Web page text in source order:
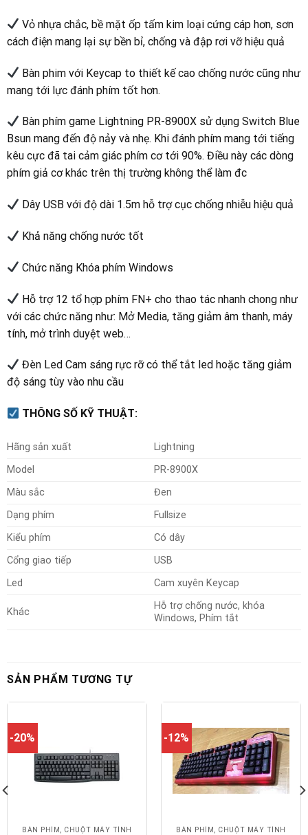
Vỏ nhựa chắc, bề mặt ốp tấm kim loại cứng cáp hơn, sơn
cách điện mang lại sự bền bỉ, chống và đập rơi vỡ hiệu quả
Bàn phim với Keycap to thiết kế cao chống nước cũng như
mang tới lực đánh phím tốt hơn.
Bàn phím game Lightning PR-8900X sử dụng Switch Blue
Bsun mang đến độ nảy và nhẹ. Khi đánh phím mang tới tiếng
kêu cực đã tai cảm giác phím cơ tới 90%. Điều này các dòng
phím giả cơ khác trên thị trường không thể làm đc
Dây USB với độ dài 1.5m hỗ trợ cục chống nhiễu hiệu quả
Khả năng chống nước tốt
Chức năng Khóa phím Windows
Hỗ trợ 12 tổ hợp phím FN+ cho thao tác nhanh chong như
với các chức năng như: Mở Media, tăng giảm âm thanh, máy
tính, mở trình duyệt web…
Đèn Led Cam sáng rực rỡ có thể tắt led hoặc tăng giảm
độ sáng tùy vào nhu cầu
THÔNG SỐ KỸ THUẬT:
Hãng sản xuất
Lightning
Model
PR-8900X
Màu sắc
Đen
Dạng phím
Fullsize
Kiểu phím
Có dây
Cổng giao tiếp
USB
Led
Cam xuyên Keycap
Khác
Hỗ trợ chống nước, khóa
Windows, Phím tắt
SẢN PHẨM TƯƠNG TỰ
-20%
BÀN PHÍM, CHUỘT MÁY TÍNH
-12%
BÀN PHÍM, CHUỘT MÁY TÍNH